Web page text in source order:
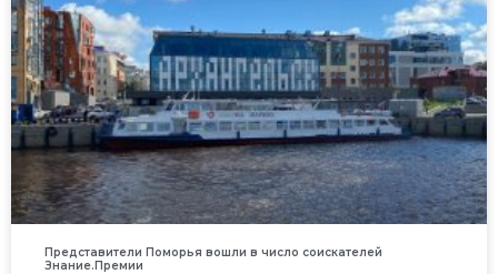
Представители Поморья вошли в число соискателей
Знание.Премии